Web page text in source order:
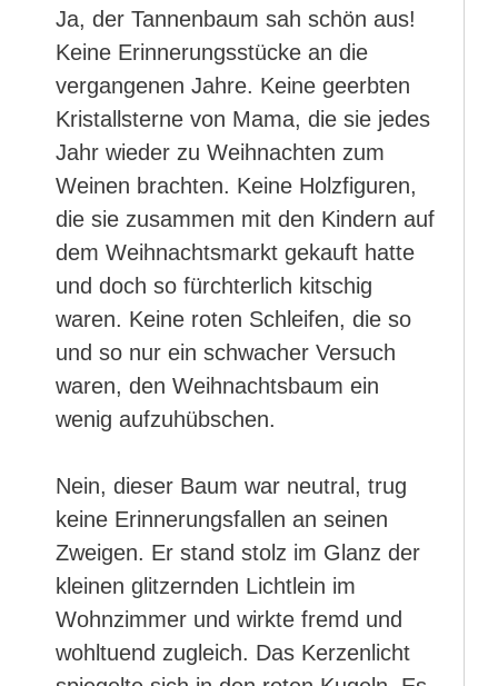
Ja, der Tannenbaum sah schön aus!
Keine Erinnerungsstücke an die
vergangenen Jahre. Keine geerbten
Kristallsterne von Mama, die sie jedes
Jahr wieder zu Weihnachten zum
Weinen brachten. Keine Holzfiguren,
die sie zusammen mit den Kindern auf
dem Weihnachtsmarkt gekauft hatte
und doch so fürchterlich kitschig
waren. Keine roten Schleifen, die so
und so nur ein schwacher Versuch
waren, den Weihnachtsbaum ein
wenig aufzuhübschen.
Nein, dieser Baum war neutral, trug
keine Erinnerungsfallen an seinen
Zweigen. Er stand stolz im Glanz der
kleinen glitzernden Lichtlein im
Wohnzimmer und wirkte fremd und
wohltuend zugleich. Das Kerzenlicht